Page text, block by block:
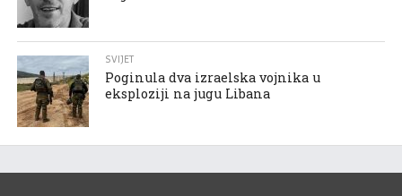
SVIJET
Poginula dva izraelska vojnika u
eksploziji na jugu Libana